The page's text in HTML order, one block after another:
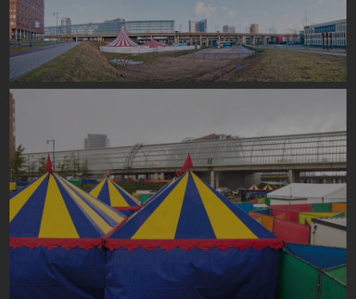
Image